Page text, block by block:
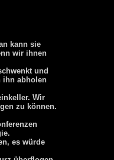
kann sie
wir ihnen
und
ihn abholen
Wir
zu können.
es würde